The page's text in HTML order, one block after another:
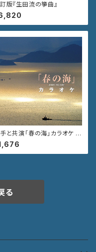
版『生田流の箏曲』
と共演「春の海」カラオケ V
710
る